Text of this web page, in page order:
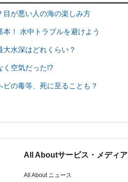
目が悪い人の海の楽しみ方
本！ 水中トラブルを避けよう
水深はどれくらい？
く空気だった!?
の毒等、死に至ることも？
All Aboutサービス・メディア
All About ニュース